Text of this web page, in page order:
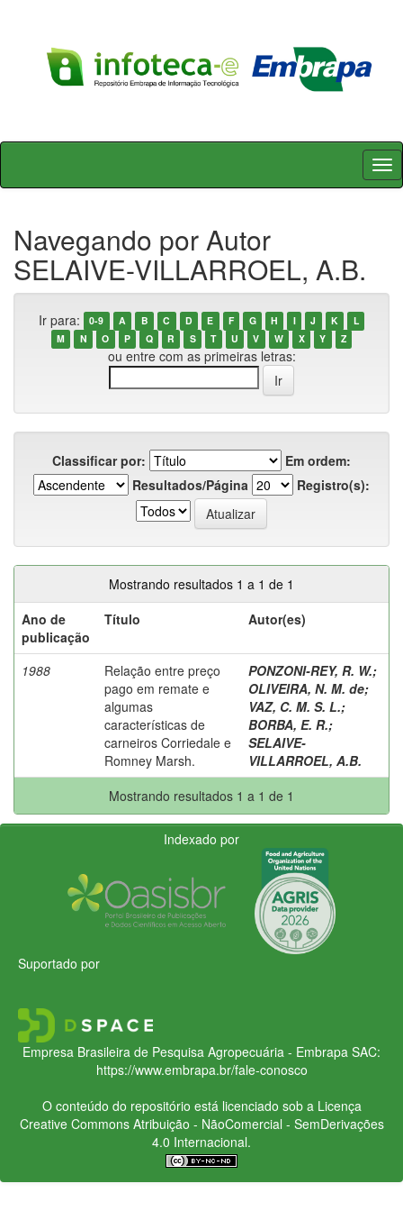
Skip
Navegando por Autor
SELAIVE-VILLARROEL, A.B.
Ir para: 0-9 A B C D E F G H I J K
L
M
N O P Q R S T U V W X Y Z
ou entre com as primeiras letras:
Classificar por:
Em ordem:
Resultados/Página
Registro(s):
Mostrando resultados 1 a 1 de 1
Ano de
publicação
Título Autor(es)
1988
Relação entre preço
pago em remate e
algumas
características de
carneiros Corriedale e
Romney Marsh.
PONZONI-REY, R. W.;
OLIVEIRA, N. M. de;
VAZ, C. M. S. L.;
BORBA, E. R.;
SELAIVE-
VILLARROEL, A.B.
Mostrando resultados 1 a 1 de 1
Indexado por
Suportado por
Empresa Brasileira de Pesquisa Agropecuária - Embrapa SAC:
https://www.embrapa.br/fale-conosco
O conteúdo do repositório está licenciado sob a Licença
Creative CommonsAtribuição - NãoComercial - SemDerivações
4.0 Internacional.